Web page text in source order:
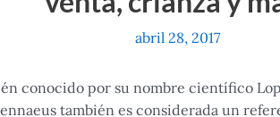
abril 28, 2017
conocido por su nombre científico
también es considerada un